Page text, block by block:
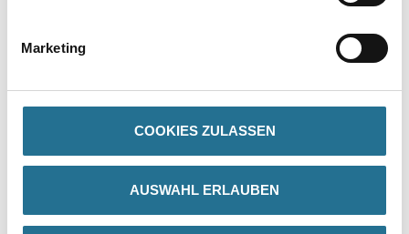
Marketing
COOKIES ZULASSEN
AUSWAHL ERLAUBEN
- Schräge rostfreie Bleche